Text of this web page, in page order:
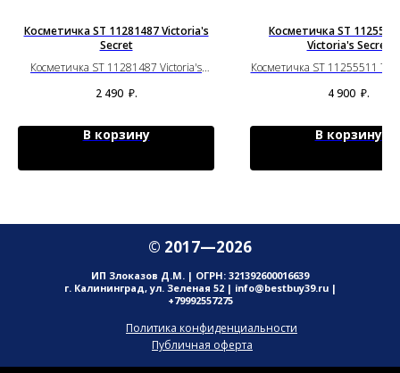
Косметичка ST 11281487 Victoria's
Secret
Косметичка ST 11281487 Victoria's
2 490 ₽.
В корзину
Косметичка ST
Victoria's Secret
Косметичка ST 11255511
4 900 ₽.
В корзину
© 2017—2026
ИП Злоказов Д.М. | ОГРН: 321392600016639
г. Калининград, ул. Зеленая 52 | info@bestbuy39.ru |
+79992557275
Политика конфиденциальности
Публичная оферта